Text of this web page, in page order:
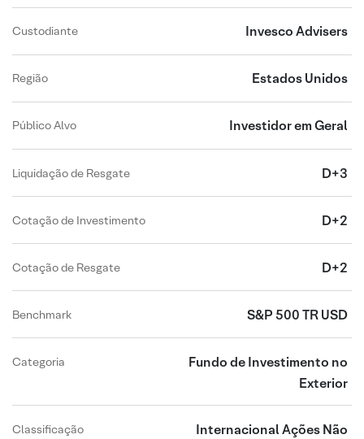
Custodiante Invesco Advisers
Região Estados Unidos
Público Alvo Investidor em Geral
Liquidação de Resgate D+3
Cotação de Investimento D+2
Cotação de Resgate D+2
Benchmark S&P 500 TR USD
Categoria
Fundo de Investimento no
Exterior
Classificação
Internacional Ações Não